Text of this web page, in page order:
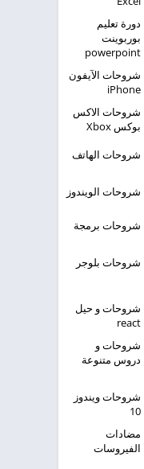
دورة تعليم
بوربوينت
powerpoint
شروحات الآيفون
iPhone
شروحات الاكس
بوكس Xbox
شروحات الهاتف
شروحات الويندوز
شروحات برمجة
شروحات بلوجر
شروحات و حيل
react
شروحات و
دروس متنوعة
شروحات ويندوز
10
مضادات
الفيروسات